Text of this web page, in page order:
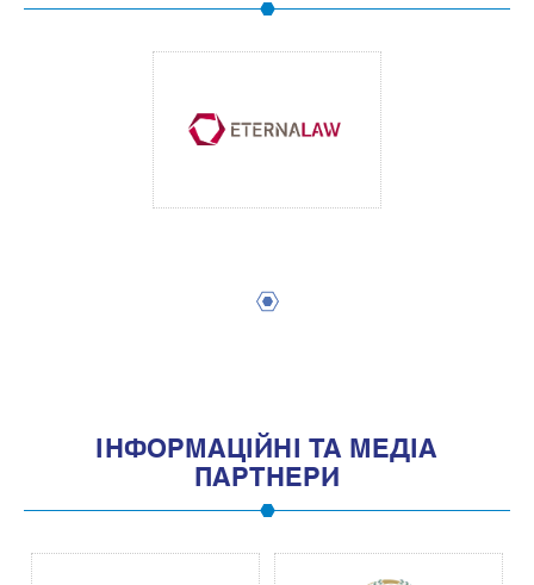
IНФОРМАЦIЙНI ТА МЕДIА
ПАРТНЕРИ